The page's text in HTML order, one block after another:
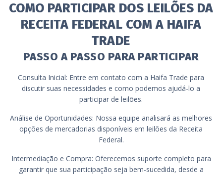
COMO PARTICIPAR DOS LEILÕES DA
RECEITA FEDERAL COM A HAIFA
TRADE
PASSO A PASSO PARA PARTICIPAR
Consulta Inicial: Entre em contato com a Haifa Trade para
discutir suas necessidades e como podemos ajudá-lo a
participar de leilões.
Análise de Oportunidades: Nossa equipe analisará as melhores
opções de mercadorias disponíveis em leilões da Receita
Federal.
Intermediação e Compra: Oferecemos suporte completo para
garantir que sua participação seja bem-sucedida, desde a